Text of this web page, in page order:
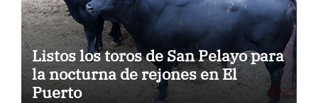
Listos los toros de San Pelayo para
la nocturna de rejones en El
Puerto